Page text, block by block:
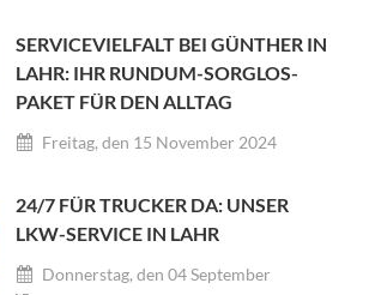
SERVICEVIELFALT BEI GÜNTHER IN
LAHR: IHR RUNDUM-SORGLOS-
PAKET FÜR DEN ALLTAG
Freitag, den 15 November 2024
24/7 FÜR TRUCKER DA: UNSER
LKW-SERVICE IN LAHR
Donnerstag, den 04 September